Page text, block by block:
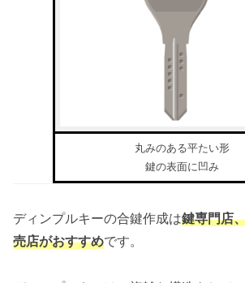
丸みのある平たい形
鍵の表面に凹み
ディンプルキーの合鍵作成は鍵専門店
売店がおすすめです。